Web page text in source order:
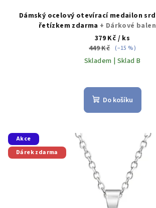
Dámský ocelový otevírací medailon
řetízkem zdarma + Dárkové
379 Kč / ks
449 Kč (–15 %)
Skladem | Sklad B
Do košíku
Akce
Dárek zdarma